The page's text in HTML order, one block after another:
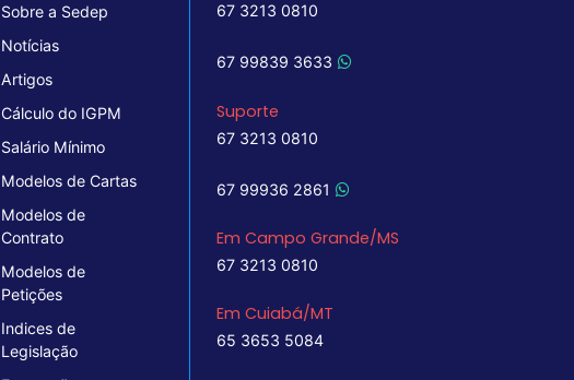
Sobre a Sedep
Notícias
Artigos
Cálculo do IGPM
Salário Mínimo
Modelos de Cartas
Modelos de
Contrato
Modelos de
Petições
Indices de
Legislação
67 3213 0810
67 99839 3633
Suporte
67 3213 0810
67 99936 2861
Em Campo Grande/MS
67 3213 0810
Em Cuiabá/MT
65 3653 5084